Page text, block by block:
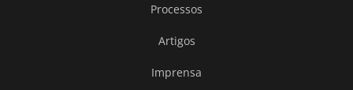
Processos
Artigos
Imprensa